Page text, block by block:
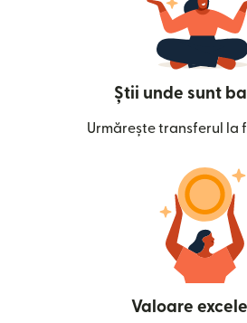
Știi unde sunt
Urmărește transferul la
Valoare